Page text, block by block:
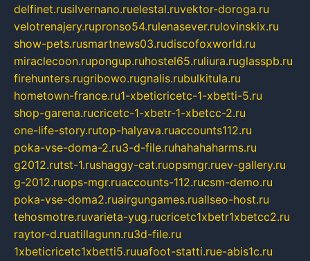
delfinet.rusilvernano.ruelestal.ruvektor-doroga.ru
velotrenajery.rupronso54.rulenasever.rulovinskix.ru
show-pets.rusmartnews03.rudiscofoxworld.ru
miraclecoon.rupongup.ruhostel65.ruliura.ruglasspb.ru
firehunters.rugribowo.rugnalis.rubulkitula.ru
hometown-france.ru1-xbeticricetc-1-xbetti-5.ru
shop-garena.rucricetc-1-xbetr-1-xbetcc-2.ru
one-life-story.rutop-halyava.ruaccounts112.ru
poka-vse-doma-2.ru3-d-file.ruhahahaharms.ru
g2012.rutst-1.rushaggy-cat.ruopsmgr.ruev-gallery.ru
g-2012.ruops-mgr.ruaccounts-112.rucsm-demo.ru
poka-vse-doma2.ruairgungames.ruallseo-host.ru
tehosmotre.ruvarieta-yug.rucricetc1xbetr1xbetcc2.ru
raytor-d.ruatillagunn.ru3d-file.ru
1xbeticricetc1xbetti5.ruuafoot-statti.rue-abis1c.ru